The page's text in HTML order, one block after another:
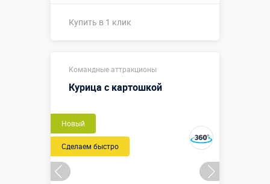
Купить в 1 клик
Размеры, м:
0,6 х 0,8 м
Больше деталей →
Командные аттракционы
Курица с картошкой
Новый
Сделаем быстро